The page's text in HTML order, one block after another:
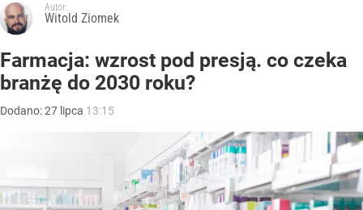
Autor:
Witold Ziomek
Farmacja: wzrost pod presją. co czeka
branżę do 2030 roku?
Dodano:27 lipca 13:15